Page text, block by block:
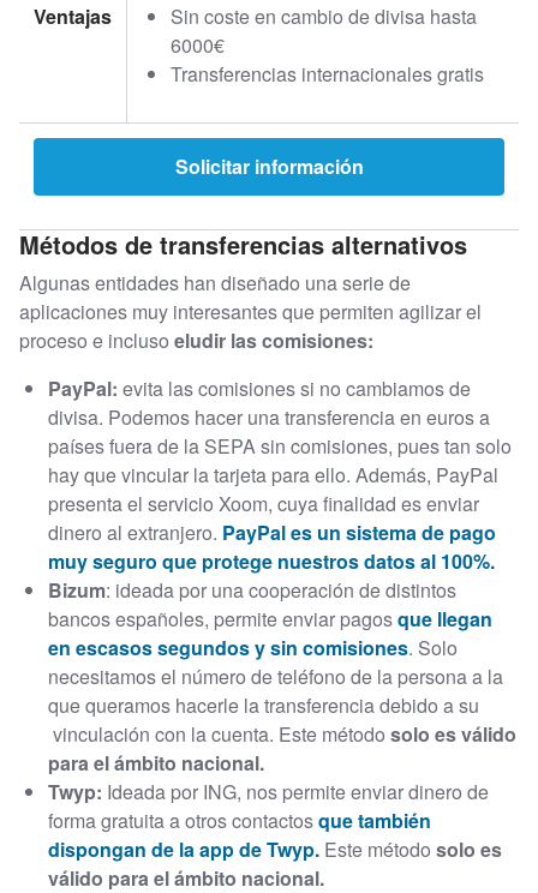
Ventajas
Sin coste en cambio de divisa hasta
6000€
Transferencias internacionales gratis
Solicitar información
Métodos de transferencias alternativos
Algunas entidades han diseñado una serie de
aplicaciones muy interesantes que permiten agilizar el
proceso e incluso eludir las comisiones:
PayPal: evita las comisiones si no cambiamos de
divisa. Podemos hacer una transferencia en euros a
países fuera de la SEPA sin comisiones, pues tan solo
hay que vincular la tarjeta para ello. Además, PayPal
presenta el servicio Xoom, cuya finalidad es enviar
dinero al extranjero. PayPal es un sistema de pago
muy seguro que protege nuestros datos al 100%.
Bizum: ideada por una cooperación de distintos
bancos españoles, permite enviar pagosque llegan
en escasos segundos y sin comisiones. Solo
necesitamos el número de teléfono de la persona a la
que queramos hacerle la transferencia debido a su
vinculación con la cuenta. Este método solo es válido
para el ámbito nacional.
Twyp: Ideada por ING, nos permite enviar dinero de
forma gratuita a otros contactosque también
dispongan de la app de Twyp. Este método solo es
válido para el ámbito nacional.